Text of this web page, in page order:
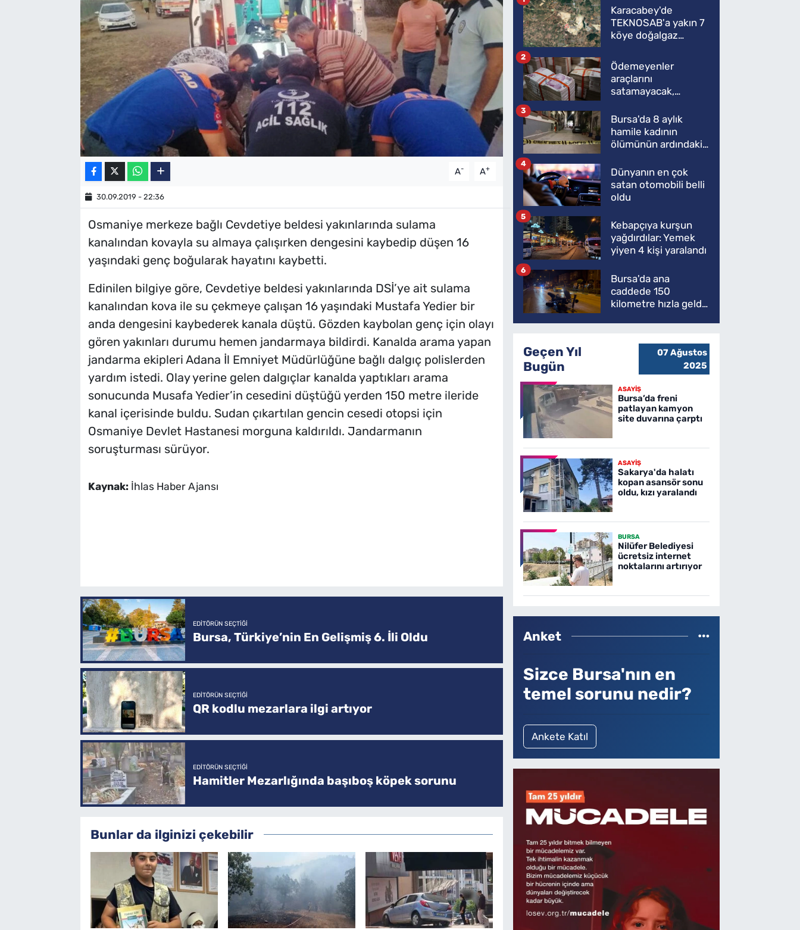
A- A+
30.09.2019 - 22:36
Osmaniye merkeze bağlı Cevdetiye beldesi yakınlarında sulama
kanalından kovayla su almaya çalışırken dengesini kaybedip düşen 16
yaşındaki genç boğularak hayatını kaybetti.
Edinilen bilgiye göre, Cevdetiye beldesi yakınlarında DSİ’ye ait sulama
kanalından kova ile su çekmeye çalışan 16 yaşındaki Mustafa Yedier bir
anda dengesini kaybederek kanala düştü. Gözden kaybolan genç için olayı
gören yakınları durumu hemen jandarmaya bildirdi. Kanalda arama yapan
jandarma ekipleri Adana İl Emniyet Müdürlüğüne bağlı dalgıç polislerden
yardım istedi. Olay yerine gelen dalgıçlar kanalda yaptıkları arama
sonucunda Musafa Yedier’in cesedini düştüğü yerden 150 metre ileride
kanal içerisinde buldu. Sudan çıkartılan gencin cesedi otopsi için
Osmaniye Devlet Hastanesi morguna kaldırıldı. Jandarmanın
soruşturması sürüyor.
Kaynak: İhlas Haber Ajansı
EDITÖRÜN SEÇTIĞI
Bursa, Türkiye’nin En Gelişmiş 6. İli Oldu
EDITÖRÜN SEÇTIĞI
QR kodlu mezarlara ilgi artıyor
EDITÖRÜN SEÇTIĞI
Hamitler Mezarlığında başıboş köpek sorunu
Bunlar da ilginizi çekebilir
Karacabey'de
TEKNOSAB'a yakın 7
köye doğalgaz
Ödemeyenler
araçlarını
satamayacak,
2
Bursa'da 8 aylık
hamile kadının
ölümünün ardındaki
3
Dünyanın en çok
satan otomobili belli
oldu
4
Kebapçıya kurşun
yağdırdılar: Yemek
yiyen 4 kişi yaralandı
5
Bursa'da ana
caddede 150
kilometre hızla geldi,
6
Geçen Yıl
Bugün
07 Ağustos
2025
ASAYİŞ
Bursa’da freni
patlayan kamyon
site duvarına çarptı
ASAYİŞ
Sakarya'da halatı
kopan asansör sonu
oldu, kızı yaralandı
BURSA
Nilüfer Belediyesi
ücretsiz internet
noktalarını artırıyor
Anket
Sizce Bursa'nın en
temel sorunu nedir?
Ankete Katıl
TV REHBERİ